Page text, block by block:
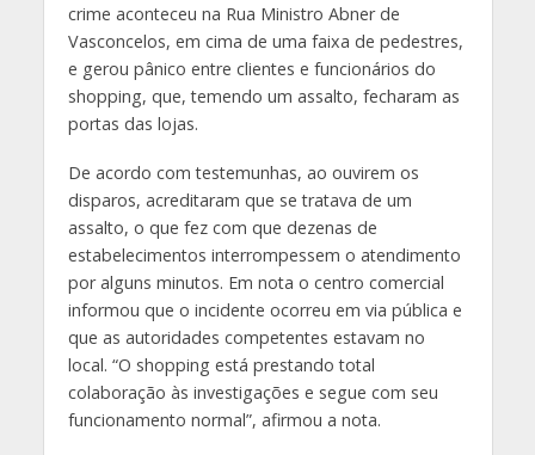
crime aconteceu na Rua Ministro Abner de
Vasconcelos, em cima de uma faixa de pedestres,
e gerou pânico entre clientes e funcionários do
shopping, que, temendo um assalto, fecharam as
portas das lojas.
De acordo com testemunhas, ao ouvirem os
disparos, acreditaram que se tratava de um
assalto, o que fez com que dezenas de
estabelecimentos interrompessem o atendimento
por alguns minutos. Em nota o centro comercial
informou que o incidente ocorreu em via pública e
que as autoridades competentes estavam no
local. “O shopping está prestando total
colaboração às investigações e segue com seu
funcionamento normal”, afirmou a nota.